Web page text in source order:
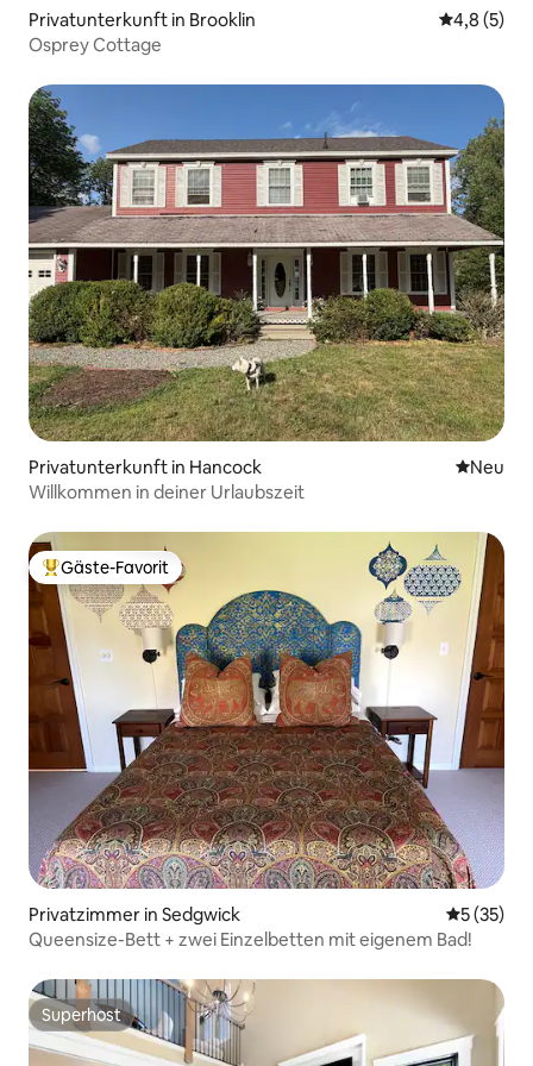
Privatunterkunft in Brooklin
4,8 (5)
Osprey Cottage
Privatunterkunft in Hancock Neue
Neu
Willkommen in deiner Urlaubszeit
Beliebter Gäste-Favorit.
Gäste-Favorit
Privatzimmer in Sedgwick
5 (35)
Queensize-Bett + zwei Einzelbetten mit eigenem Bad!
Superhost
Superhost